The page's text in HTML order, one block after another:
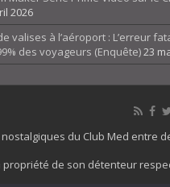
2026
valises à l’aéroport : L’erreur
des voyageurs (Enquête)23
du Club Med entre
de son détenteur